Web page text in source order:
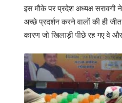
‎इस मौके पर प्रदेश अध्यक्ष सरावगी
अच्छे प्रदर्शन करने वालों की ही
कारण जो खिलाड़ी पीछे रह गए वे